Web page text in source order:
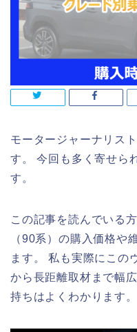
モータージャーナリス
す。 今回も多く寄せら
す。
この記事を読んでいる
（90系）の購入価格や
ます。 私も実際にこの
から長距離取材まで幅
持ちはよくわかります。